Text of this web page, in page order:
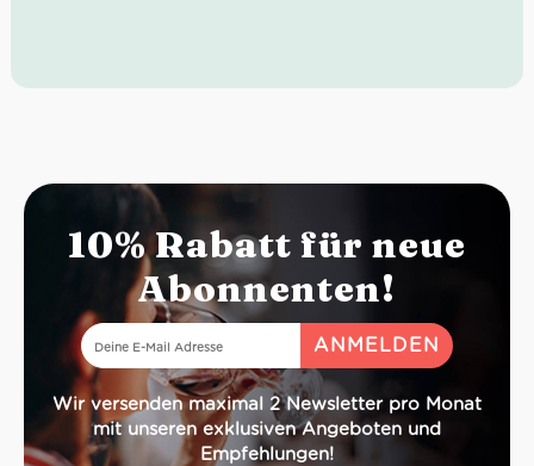
10% Rabatt für neue
Abonnenten!
Wir versenden maximal 2 Newsletter pro Monat
mit unseren exklusiven Angeboten und
Empfehlungen!